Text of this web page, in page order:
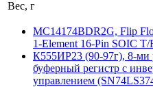
Вес, г
MC14174BDR2G, Flip
1-Element 16-Pin SOIC T/
К555ИР23 (90-97г), 8-ми
буферный регистр с
управлением